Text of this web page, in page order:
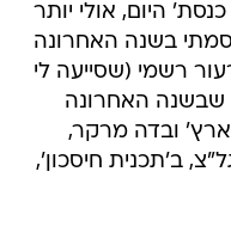
רשמי (שסייעה לי
שבשנה האחרונה
ובדה מרקר,
גל"צ, ב'תכנית חיסכון',
כתבי הכנסת עמרי